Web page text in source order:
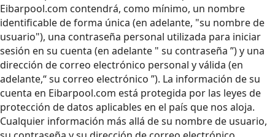
Eibarpool.com contendrá, como mínimo, un nombre
identificable de forma única (en adelante, "su nombre de
usuario"), una contraseña personal utilizada para iniciar
sesión en su cuenta (en adelante " su contraseña ”) y una
dirección de correo electrónico personal y válida (en
adelante,“ su correo electrónico ”). La información de su
cuenta en Eibarpool.com está protegida por las leyes de
protección de datos aplicables en el país que nos aloja.
Cualquier información más allá de su nombre de usuario,